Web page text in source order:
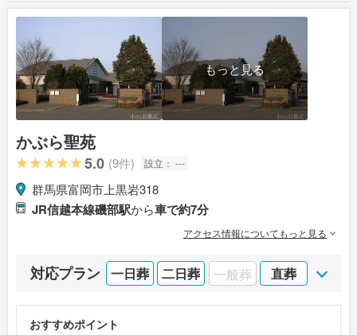
もっと見る
かぶら聖苑
5.0 (9件) 設立： ---
群馬県富岡市上黒岩318
JR信越本線磯部駅から車で約7分
アクセス情報についてもっと見る
対応プラン 一日葬 二日葬 一般葬 直葬
おすすめポイント